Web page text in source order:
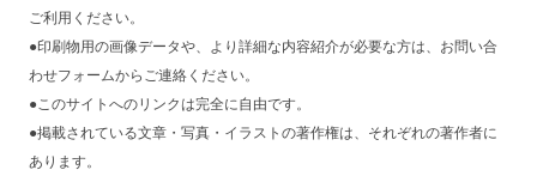
ご利用ください。
●印刷物用の画像データや、より詳細な内容紹介が必要な方は、お問い合
わせフォームからご連絡ください。
●このサイトへのリンクは完全に自由です。
●掲載されている文章・写真・イラストの著作権は、それぞれの著作者に
あります。